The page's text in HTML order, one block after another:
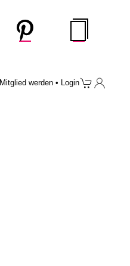
Mitglied werden • Login